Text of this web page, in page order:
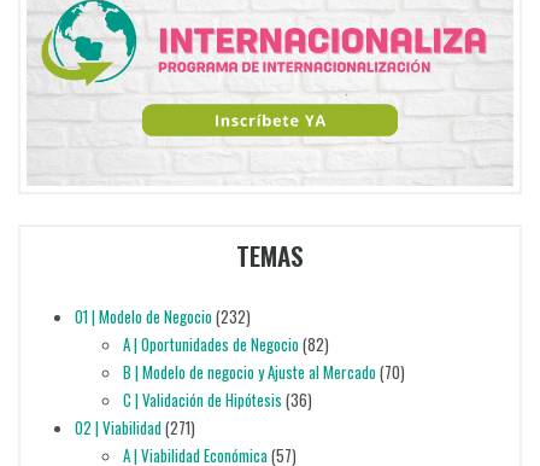
TEMAS
01 | Modelo de Negocio(232)
A | Oportunidades de Negocio(82)
B | Modelo de negocio y Ajuste al Mercado(70)
C | Validación de Hipótesis (36)
02 | Viabilidad(271)
A | Viabilidad Económica(57)